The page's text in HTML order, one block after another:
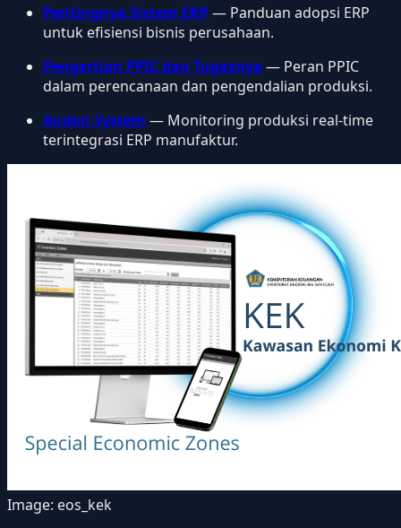
Pentingnya Sistem ERP— Panduan adopsi ERP
untuk efisiensi bisnis perusahaan.
Pengertian PPIC dan Tugasnya — Peran PPIC
dalam perencanaan dan pengendalian produksi.
Andon System — Monitoring produksi real-time
terintegrasi ERP manufaktur.
Image: eos_kek